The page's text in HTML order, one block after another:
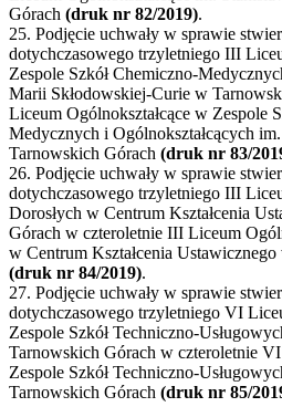
Górach (druk nr 82/2019).
25. Podjęcie uchwały w sprawie
dotychczasowego trzyletniego III
Zespole Szkół Chemiczno-
Marii Skłodowskiej-Curie w
Liceum Ogólnokształcące w Zespole
Medycznych i Ogólnokształcących
Tarnowskich Górach (druk nr 83/
26. Podjęcie uchwały w sprawie
dotychczasowego trzyletniego III
Dorosłych w Centrum Kształcenia
Górach w czteroletnie III Liceum
w Centrum Kształcenia
(druk nr 84/2019).
27. Podjęcie uchwały w sprawie
dotychczasowego trzyletniego VI
Zespole Szkół Techniczno-
Tarnowskich Górach w czteroletnie
Zespole Szkół Techniczno-
Tarnowskich Górach (druk nr 85/